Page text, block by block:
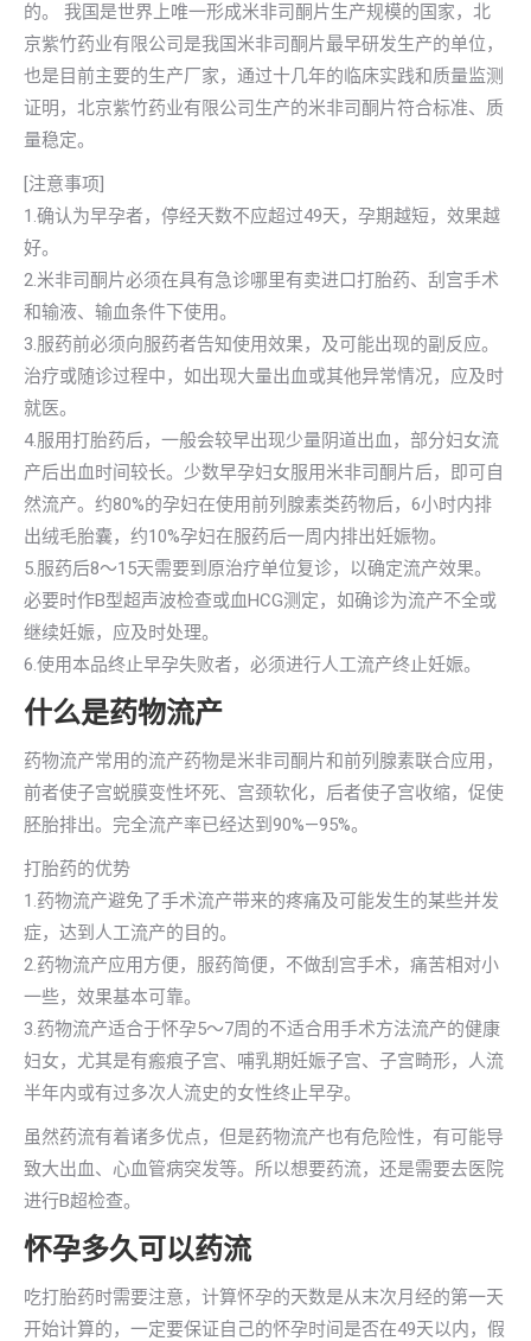
的。 我国是世界上唯一形成米非司酮片生产规模的国家，北
京紫竹药业有限公司是我国米非司酮片最早研发生产的单位，
也是目前主要的生产厂家，通过十几年的临床实践和质量监测
证明，北京紫竹药业有限公司生产的米非司酮片符合标准、质
量稳定。
[注意事项]
1.确认为早孕者，停经天数不应超过49天，孕期越短，效果越
好。
2.米非司酮片必须在具有急诊哪里有卖进口打胎药、刮宫手术
和输液、输血条件下使用。
3.服药前必须向服药者告知使用效果，及可能出现的副反应。
治疗或随诊过程中，如出现大量出血或其他异常情况，应及时
就医。
4.服用打胎药后，一般会较早出现少量阴道出血，部分妇女流
产后出血时间较长。少数早孕妇女服用米非司酮片后，即可自
然流产。约80%的孕妇在使用前列腺素类药物后，6小时内排
出绒毛胎囊，约10%孕妇在服药后一周内排出妊娠物。
5.服药后8～15天需要到原治疗单位复诊，以确定流产效果。
必要时作B型超声波检查或血HCG测定，如确诊为流产不全或
继续妊娠，应及时处理。
6.使用本品终止早孕失败者，必须进行人工流产终止妊娠。
什么是药物流产
药物流产常用的流产药物是米非司酮片和前列腺素联合应用，
前者使子宫蜕膜变性坏死、宫颈软化，后者使子宫收缩，促使
胚胎排出。完全流产率已经达到90%—95%。
打胎药的优势
1.药物流产避免了手术流产带来的疼痛及可能发生的某些并发
症，达到人工流产的目的。
2.药物流产应用方便，服药简便，不做刮宫手术，痛苦相对小
一些，效果基本可靠。
3.药物流产适合于怀孕5～7周的不适合用手术方法流产的健康
妇女，尤其是有瘢痕子宫、哺乳期妊娠子宫、子宫畸形，人流
半年内或有过多次人流史的女性终止早孕。
虽然药流有着诸多优点，但是药物流产也有危险性，有可能导
致大出血、心血管病突发等。所以想要药流，还是需要去医院
进行B超检查。
怀孕多久可以药流
吃打胎药时需要注意，计算怀孕的天数是从末次月经的第一天
开始计算的，一定要保证自己的怀孕时间是否在49天以内，假